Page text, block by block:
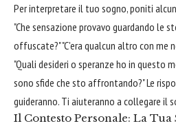
Per interpretare il tuo sogno, poniti
"Che sensazione provavo guardando le
offuscate?" "C'era qualcun altro con me
"Quali desideri o speranze ho in questo
sono sfide che sto affrontando?" Le
guideranno. Ti aiuteranno a collegare il
Il Contesto Personale: La Tua